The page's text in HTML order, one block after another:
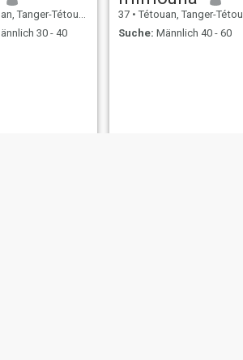
Tétouan, Marokko
30 - 40
37 • Tétouan, Tanger-Tétouan, Marokko
Suche: Männlich 40 - 60